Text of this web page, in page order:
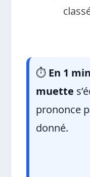
⏱️ En 1
muette
prononce
donné.